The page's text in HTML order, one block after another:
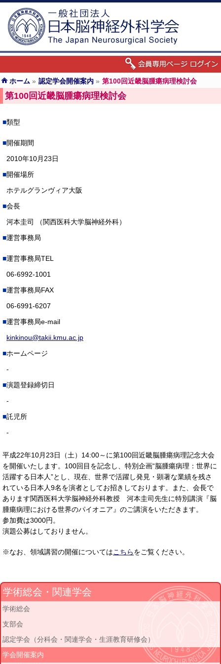
ホーム » 認定学会開催案内 » 第100回近畿脳腫瘍病理検討会
第100回近畿脳腫瘍病理検討会
類型
開催期間
2010年10月23日
開催場所
ホテルグランヴィア大阪
会長
河本圭司 （関西医科大学脳神経外科）
運営事務局
運営事務局TEL
06-6992-1001
運営事務局FAX
06-6991-6207
運営事務局e-mail
kinkinou@takii.kmu.ac.jp
ホームページ
-
演題登録締切日
-
託児所
-
平成22年10月23日（土）14:00～に第100回近畿脳腫瘍病理記念大会
を開催いたします。100回目を記念し、特別企画“脳腫瘍病理：世界に
活躍する日本人”とし、現在、世界で活躍し発見・顕著な業績を残さ
れている日本人9名を演者としてお招きしております。また、会長で
あります関西医科大学脳神経外科教授 河本圭司先生に特別講演『脳
腫瘍病理における世界のパイオニア』のご講演をいただきます。
参加費は3000円。
演題公募はしておりません。
※なお、領域講習の開催についてはこちらをご覧ください。
学術総会・関連学会
学術総会
支部会
認定学会（分科会・関連学会・生涯教育研修会）
学会開催案内